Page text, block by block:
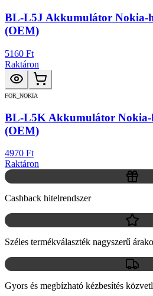
BL-L5J Akkumulátor Nokia-
(OEM)
5160 Ft
Raktáron
FOR_NOKIA
BL-L5K Akkumulátor Nokia-
(OEM)
4970 Ft
Raktáron
Cashback hitelrendszer
Széles termékválaszték nagyszerű
Gyors és megbízható kézbesítés